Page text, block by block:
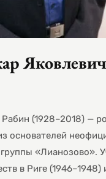
Яковлевич
(1928–2018) —
основателей
«Лианозово».
в Риге (1946–1948)